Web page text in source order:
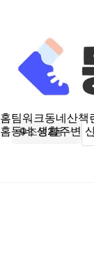
홈팀워크동네산책
홈동네 생활주변
조원2동